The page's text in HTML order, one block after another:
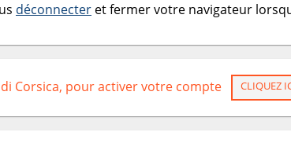
déconnecter et fermer votre navigateur
Corsica, pour activer votre compte CLIQUEZ